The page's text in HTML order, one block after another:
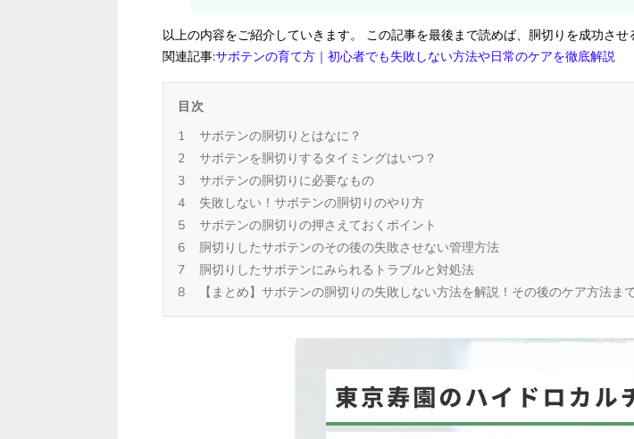
以上の内容をご紹介していきます。 この記事を最後まで読めば、胴切りを成功さ
関連記事:サボテンの育て方｜初心者でも失敗しない方法や日常のケアを徹底解説
目次
サボテンの胴切りとはなに？
サボテンを胴切りするタイミングはいつ？
サボテンの胴切りに必要なもの
失敗しない！サボテンの胴切りのやり方
サボテンの胴切りの押さえておくポイント
胴切りしたサボテンのその後の失敗させない管理方法
胴切りしたサボテンにみられるトラブルと対処法
【まとめ】サボテンの胴切りの失敗しない方法を解説！その後のケア方法ま